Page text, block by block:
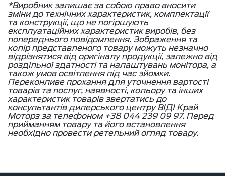
*Виробник залишає за собою право вносити
зміни до технічних характеристик, комплектації
та конструкції, що не погіршують
експлуатаційних характеристик виробів, без
попереднього повідомлення. Зображення та
колір представленого товару можуть незначно
відрізнятися від оригіналу продукції, залежно від
роздільної здатності та налаштувань монітора, а
також умов освітлення під час зйомки.
Переконливе прохання для уточнення вартості
товарів та послуг, наявності, кольору та інших
характеристик товарів звертатись до
консультантів дилерського центру ВІДІ Край
Моторз за телефоном +38 044 239 09 97. Перед
прийманням товару та його встановлення
необхідно провести ретельний огляд товару.